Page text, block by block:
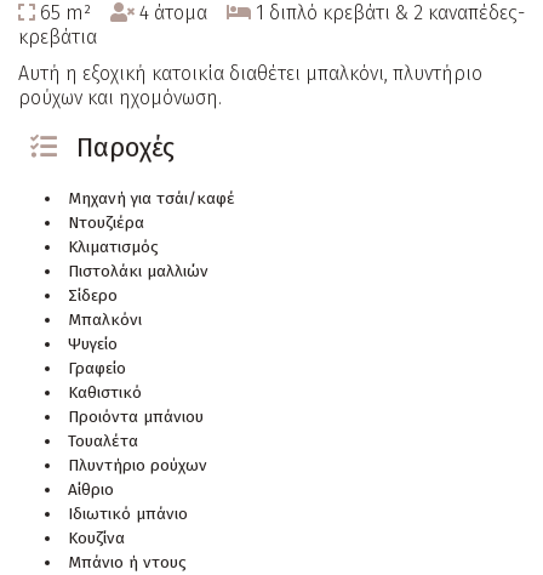
65 m² 4 άτομα
1 διπλό κρεβάτι & 2 καναπέδες-
κρεβάτια
Αυτή η εξοχική κατοικία διαθέτει μπαλκόνι, πλυντήριο
ρούχων και ηχομόνωση.
Παροχές
Μηχανή για τσάι/καφέ
Ντουζιέρα
Κλιματισμός
Πιστολάκι μαλλιών
Σίδερο
Μπαλκόνι
Ψυγείο
Γραφείο
Καθιστικό
Προιόντα μπάνιου
Τουαλέτα
Πλυντήριο ρούχων
Αίθριο
Ιδιωτικό μπάνιο
Κουζίνα
Μπάνιο ή ντους